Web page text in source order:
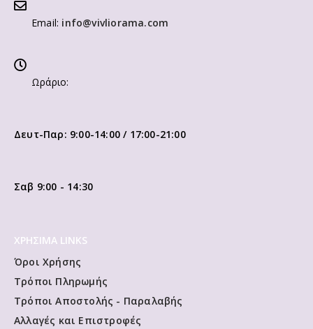
Email: info@vivliorama.com
Ωράριο:
Δευτ-Παρ: 9:00-14:00 / 17:00-21:00
Σαβ 9:00 - 14:30
ΧΡΗΣΙΜΑ LINKS
Όροι Χρήσης
Τρόποι Πληρωμής
Τρόποι Αποστολής - Παραλαβής
Αλλαγές και Επιστροφές